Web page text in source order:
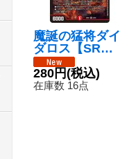
魔誕の猛将ダイ
ダロス【SR】{2
6EX123/50}
《火》
280円(税込)
在庫数 16点